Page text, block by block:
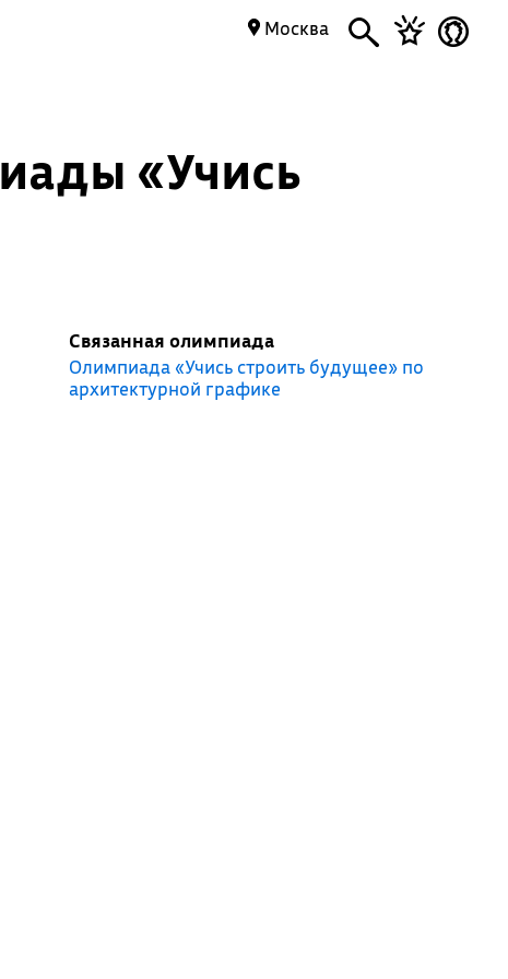
Москва
«Учись
Связанная олимпиада
Олимпиада «Учись строить будущее» по
архитектурной графике